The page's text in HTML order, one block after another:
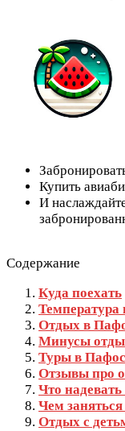
Купить
И
Содержание
Куда поехать
Отдых в
Минусы
Туры в
Отзывы про
Что
Чем
Отдых с